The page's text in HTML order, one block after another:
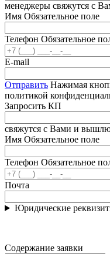
менеджеры свяжутся с
Имя Обязательное поле
Телефон Обязательное
E-mail
Отправить Нажимая
политикой
Запросить КП
свяжутся с Вами и
Имя Обязательное поле
Телефон Обязательное
Почта
Юридические
Содержание заявки